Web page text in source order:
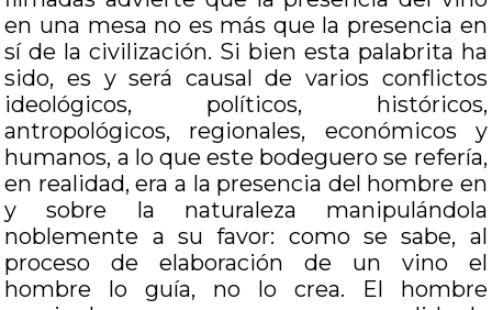
en una mesa no es más que la presencia en
sí de la civilización. Si bien esta palabrita ha
sido, es y será causal de varios conflictos
ideológicos, políticos, históricos,
antropológicos, regionales, económicos y
humanos, a lo que este bodeguero se refería,
en realidad, era a la presencia del hombre en
y sobre la naturaleza manipulándola
noblemente a su favor: como se sabe, al
proceso de elaboración de un vino el
hombre lo guía, no lo crea. El hombre